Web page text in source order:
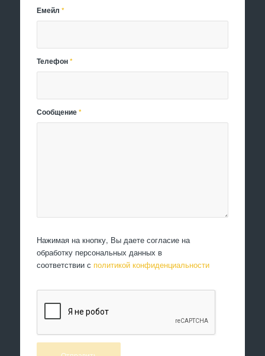
Емейл*
Телефон*
Сообщение*
Нажимая на кнопку, Вы даете согласие на
обработку персональных данных в
соответствии с политикой конфиденциальности